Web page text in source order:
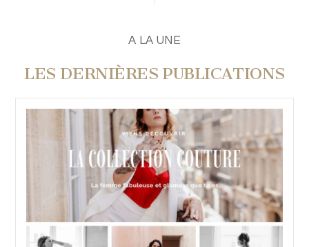
A LA UNE
LES DERNIÈRES PUBLICATIONS